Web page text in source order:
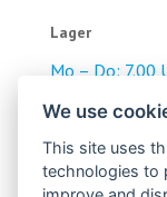
Lager
Mo – Do: 7.00
Fr: 7.00 Uhr –
Pause: 12.00
We use
This site uses
technologies to